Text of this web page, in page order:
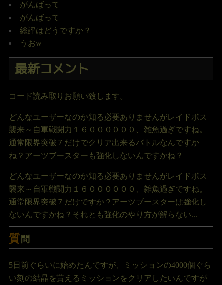
がんばって
がんばって
総評はどうですか？
うおw
最新コメント
コード読み取りお願い致します。
どんなユーザーなのか知る必要ありませんがレイドボス
襲来～自軍戦闘力１６００００００、雑魚過ぎですね。
通常限界突破７だけでクリア出来るバトルなんですか
ね？アーツブースターも強化しないんですかね？
どんなユーザーなのか知る必要ありませんがレイドボス
襲来～自軍戦闘力１６００００００、雑魚過ぎですね。
通常限界突破７だけですか？アーツブースターは強化し
ないんですかね？それとも強化のやり方が解らない...
質 問
5日前ぐらいに始めたんですが、ミッションの4000個ぐら
い刻の結晶を貰えるミッションをクリアしたいんですが